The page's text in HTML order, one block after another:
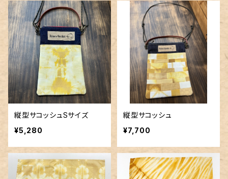
縦型サコッシュSサイズ
¥5,280
縦型サコッシュ
¥7,700